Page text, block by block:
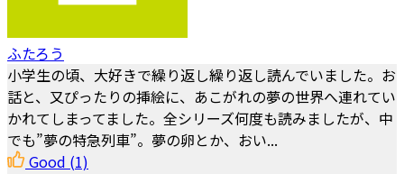
ふたろう
小学生の頃、大好きで繰り返し繰り返し読んでいました。お
話と、又ぴったりの挿絵に、あこがれの夢の世界へ連れてい
かれてしまってました。全シリーズ何度も読みましたが、中
でも”夢の特急列車”。夢の卵とか、おい...
Good (1)